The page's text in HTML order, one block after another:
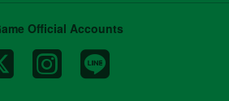
Official Accounts